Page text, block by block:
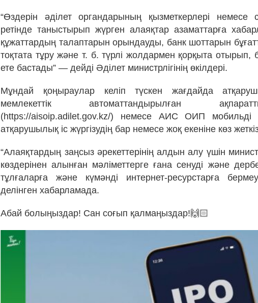
“Өздерін әділет органдарының қызметкерлері
ретінде таныстырып жүрген алаяқтар азаматтарға
құжаттардың талаптарын орындауды, банк шоттарын
тоқтата тұру және т. б. түрлі жолдармен қорқыта отырып,
ете бастады” — дейді Әділет министрлігінің өкілдері.
Мұндай қоңыраулар келіп түскен жағдайда
мемлекеттік автоматтандырылған
(https://aisoip.adilet.gov.kz/) немесе АИС ОИП
атқарушылық іс жүргізудің бар немесе жоқ екеніне көз
“Алаяқтардың заңсыз әрекеттерінің алдын алу үшін
көздерінен алынған мәліметтерге ғана сенуді және
тұлғаларға және күмәнді интернет-ресурстарға
делінген хабарламада.
Абай болыңыздар! Сан соғып қалмаңыздар!🙌🏻